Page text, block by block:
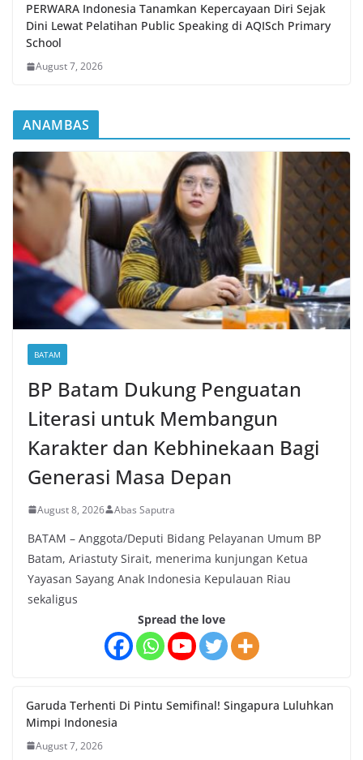
PERWARA Indonesia Tanamkan Kepercayaan Diri Sejak
Dini Lewat Pelatihan Public Speaking di AQISch Primary
School
August 7, 2026
ANAMBAS
BATAM
BP Batam Dukung Penguatan
Literasi untuk Membangun
Karakter dan Kebhinekaan Bagi
Generasi Masa Depan
August 8, 2026 Abas Saputra
BATAM – Anggota/Deputi Bidang Pelayanan Umum BP
Batam, Ariastuty Sirait, menerima kunjungan Ketua
Yayasan Sayang Anak Indonesia Kepulauan Riau
sekaligus
Spread the love
Garuda Terhenti Di Pintu Semifinal! Singapura Luluhkan
Mimpi Indonesia
August 7, 2026